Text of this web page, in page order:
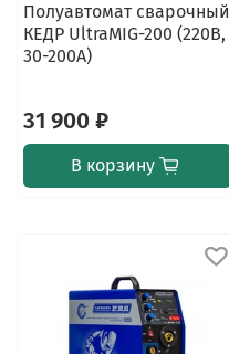
Полуавтомат сварочный
КЕДР UltraMIG-200 (220В,
30-200А)
31 900 ₽
В корзину